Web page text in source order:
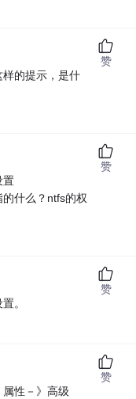
的提示，是什
赞
置
什么？ntfs的权
赞
。
赞
性－》高级
赞